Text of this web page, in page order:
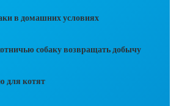
в домашних условиях
собаку возвращать добычу
для котят